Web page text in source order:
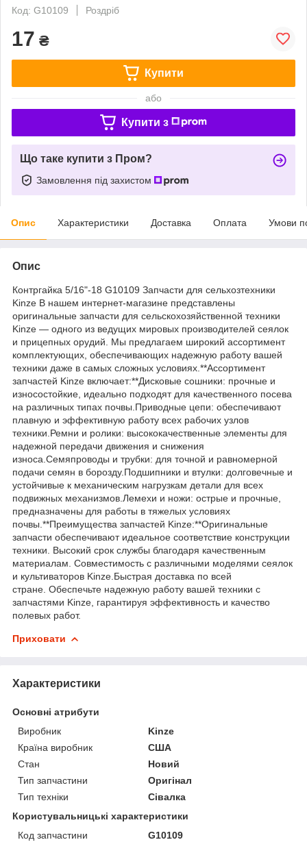
Код: G10109
Роздріб
17 ₴
Купити
або
Купити з
Що таке купити з Пром?
Замовлення під захистом
Опис Характеристики Доставка Оплата Умови
Опис
Контргайка 5/16"-18 G10109 Запчасти для сельхозтехники
Kinze В нашем интернет-магазине представлены
оригинальные запчасти для сельскохозяйственной техники
Kinze — одного из ведущих мировых производителей сеялок
и прицепных орудий. Мы предлагаем широкий ассортимент
комплектующих, обеспечивающих надежную работу вашей
техники даже в самых сложных условиях.**Ассортимент
запчастей Kinze включает:**Дисковые сошники: прочные и
износостойкие, идеально подходят для качественного посева
на различных типах почвы.Приводные цепи: обеспечивают
плавную и эффективную работу всех рабочих узлов
техники.Ремни и ролики: высококачественные элементы для
надежной передачи движения и снижения
износа.Семяпроводы и трубки: для точной и равномерной
подачи семян в борозду.Подшипники и втулки: долговечные и
устойчивые к механическим нагрузкам детали для всех
подвижных механизмов.Лемехи и ножи: острые и прочные,
предназначены для работы в тяжелых условиях
почвы.**Преимущества запчастей Kinze:**Оригинальные
запчасти обеспечивают идеальное соответствие конструкции
техники. Высокий срок службы благодаря качественным
материалам. Совместимость с различными моделями сеялок
и культиваторов Kinze.Быстрая доставка по всей
стране. Обеспечьте надежную работу вашей техники с
запчастями Kinze, гарантируя эффективность и качество
полевых работ.
Приховати
Характеристики
Основні атрибути
Виробник
Kinze
Країна виробник
США
Стан
Новий
Тип запчастини
Оригінал
Тип техніки
Сівалка
Користувальницькі характеристики
Код запчастини
G10109